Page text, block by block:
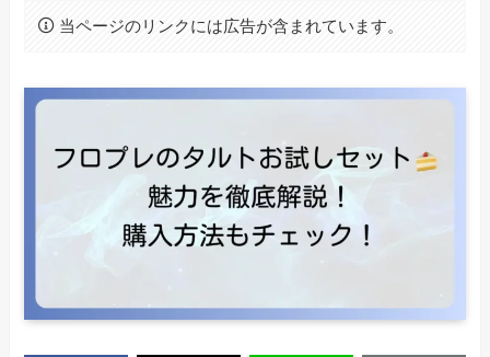
当ページのリンクには広告が含まれています。